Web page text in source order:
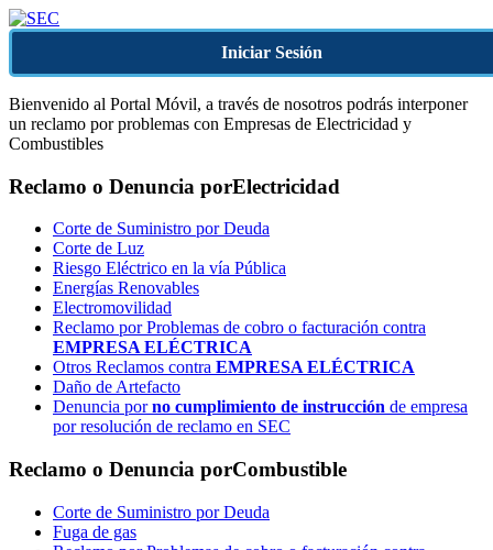
Iniciar Sesión
Bienvenido al Portal Móvil, a través de nosotros podrás interponer
un reclamo por problemas con Empresas de Electricidad y
Combustibles
Reclamo o Denuncia porElectricidad
Corte de Suministro por Deuda
Corte de Luz
Riesgo Eléctrico en la vía Pública
Energías Renovables
Electromovilidad
Reclamo por Problemas de cobro o facturación contra
EMPRESA ELÉCTRICA
Otros Reclamos contra EMPRESA ELÉCTRICA
Daño de Artefacto
Denuncia porno cumplimiento de instrucción de empresa
por resolución de reclamo en SEC
Reclamo o Denuncia porCombustible
Corte de Suministro por Deuda
Fuga de gas